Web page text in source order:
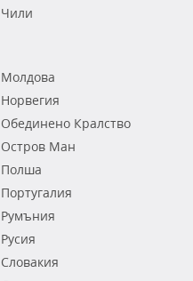
Чили
Молдова
Норвегия
Обединено Кралство
Остров Ман
Полша
Португалия
Румъния
Русия
Словакия